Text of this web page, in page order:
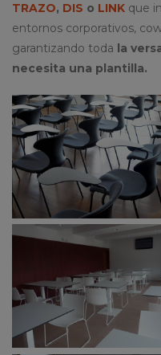
TRAZO, DIS o LINK que
entornos corporativos,
garantizando toda la
necesita una plantilla.